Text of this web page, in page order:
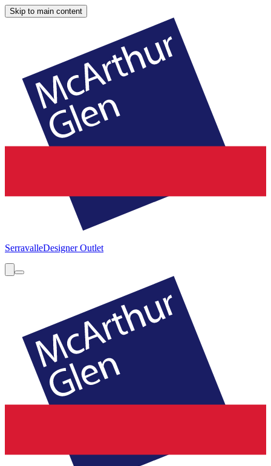
Skip to main content
SerravalleDesigner Outlet